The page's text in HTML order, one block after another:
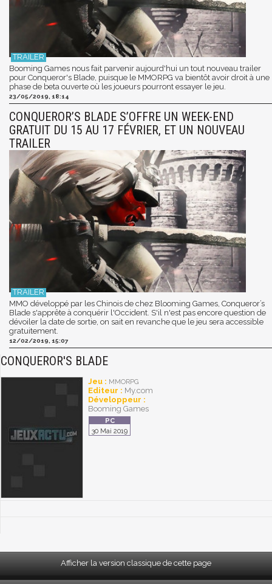
Booming Games nous fait parvenir aujourd'hui un tout nouveau trailer
pour Conqueror's Blade, puisque le MMORPG va bientôt avoir droit à une
phase de beta ouverte où les joueurs pourront essayer le jeu.
23/05/2019, 18:14
CONQUEROR’S BLADE S’OFFRE UN WEEK-END
GRATUIT DU 15 AU 17 FÉVRIER, ET UN NOUVEAU
TRAILER
MMO développé par les Chinois de chez Blooming Games, Conqueror’s
Blade s'apprête à conquérir l'Occident. S'il n'est pas encore question de
dévoiler la date de sortie, on sait en revanche que le jeu sera accessible
gratuitement.
12/02/2019, 15:07
CONQUEROR'S BLADE
Jeu : MMORPG
Editeur : My.com
Développeur :
Booming Games
30 Mai 2019
Afficher la version classique de cette page